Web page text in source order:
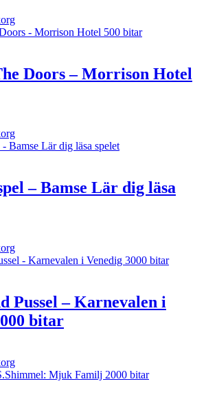
Doors – Morrison Hotel
– Bamse Lär dig läsa
Pussel – Karnevalen i
bitar